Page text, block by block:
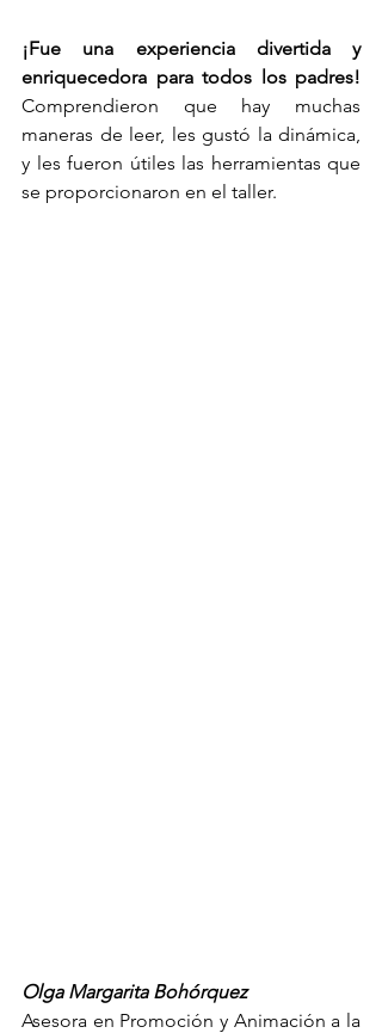
¡Fue una experiencia divertida y
Comprendieron que hay muchas
maneras de leer, les gustó la dinámica,
y les fueron útiles las herramientas que
se proporcionaron en el taller.
Olga Margarita Bohórquez
Asesora en Promoción y Animación a la